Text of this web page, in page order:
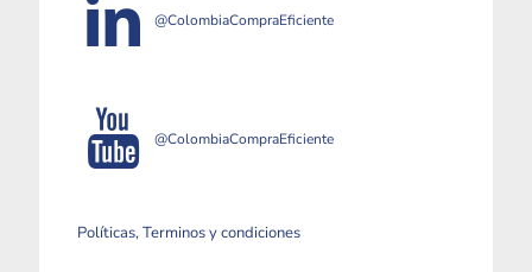
@ColombiaCompraEficiente
@ColombiaCompraEficiente
Políticas, Terminos y condiciones